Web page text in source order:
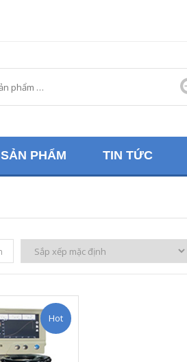
SẢN PHẨM TIN TỨC
Hot